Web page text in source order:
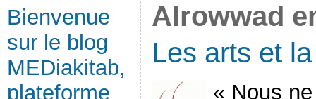
Bienvenue
sur le blog
MEDiakitab,
plateforme
Alrowwad
Les arts et
« Nous